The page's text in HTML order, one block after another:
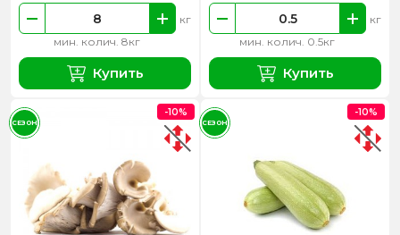
мин. колич. 8кг
кг
Купить
мин. колич. 0.5кг
кг
Купить
-10%
СЕЗОН
-10%
СЕЗОН